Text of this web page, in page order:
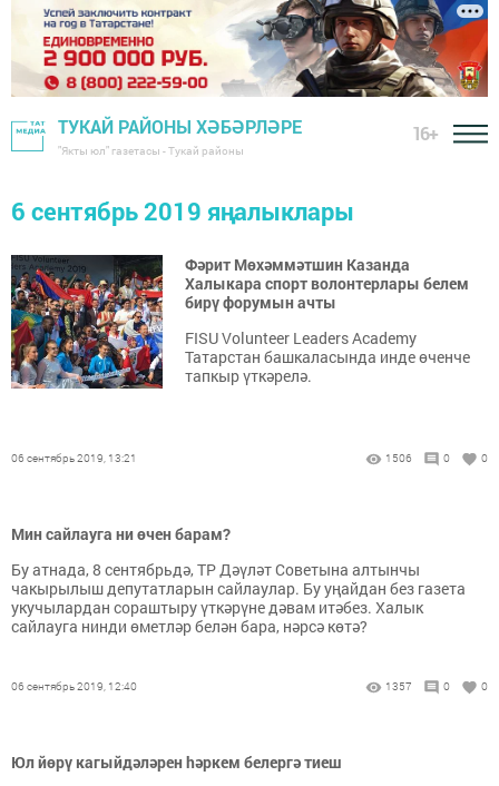
ТУКАЙ РАЙОНЫ ХӘБӘРЛӘРЕ
"Якты юл" газетасы - Тукай районы
16+
6 сентябрь 2019 яңалыклары
Фәрит Мөхәммәтшин Казанда
Халыкара спорт волонтерлары белем
бирү форумын ачты
FISU Volunteer Leaders Academy
Татарстан башкаласында инде өченче
тапкыр үткәрелә.
06 сентябрь 2019, 13:21 1506 0 0
Мин сайлауга ни өчен барам?
Бу атнада, 8 сентябрьдә, ТР Дәүләт Советына алтынчы
чакырылыш депутатларын сайлаулар. Бу уңайдан без газета
укучылардан сораштыру үткәрүне дәвам итәбез. Халык
сайлауга нинди өметләр белән бара, нәрсә көтә?
06 сентябрь 2019, 12:40 1357 0 0
Юл йөрү кагыйдәләрен hәркем белергә тиеш